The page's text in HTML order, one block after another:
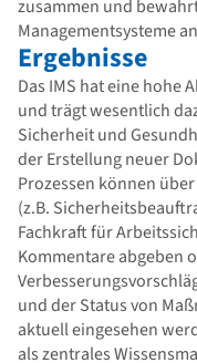
zusammen und
Managementsysteme
Ergebnisse
Das IMS hat eine hohe
und trägt wesentlich
Sicherheit und
der Erstellung neuer
Prozessen können
(z.B.
Fachkraft für
Kommentare abgeben
und der Status von
aktuell eingesehen
als zentrales